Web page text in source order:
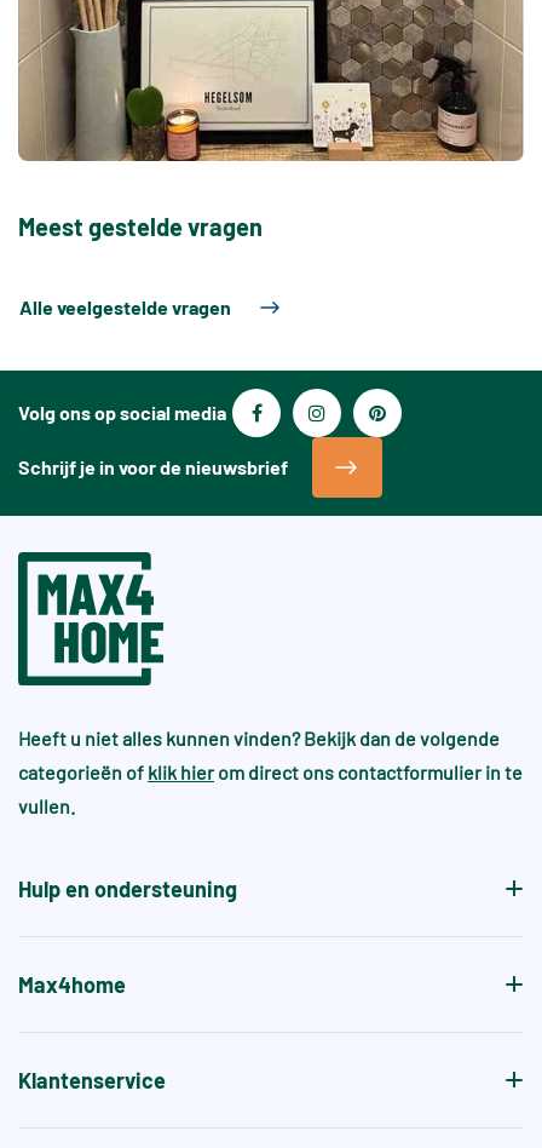
Meest gestelde vragen
Alle veelgestelde vragen
Volg ons op social media
Schrijf je in voor de nieuwsbrief
Heeft u niet alles kunnen vinden? Bekijk dan de volgende
categorieën of klik hier om direct ons contactformulier in te
vullen.
Hulp en ondersteuning
Max4home
Klantenservice